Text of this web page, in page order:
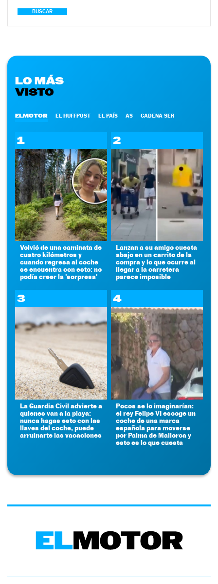
BUSCAR
LO MÁS
VISTO
ELMOTOR EL HUFFPOST EL PAÍS AS CADENA SER
1
Volvió de una caminata de
cuatro kilómetros y
cuando regresa al coche
se encuentra con esto: no
podía creer la 'sorpresa'
2
Lanzan a su amigo cuesta
abajo en un carrito de la
compra y lo que ocurre al
llegar a la carretera
parece imposible
3
La Guardia Civil advierte a
quienes van a la playa:
nunca hagas esto con las
llaves del coche, puede
arruinarte las vacaciones
4
Pocos se lo imaginarían:
el rey Felipe VI escoge un
coche de una marca
española para moverse
por Palma de Mallorca y
esto es lo que cuesta